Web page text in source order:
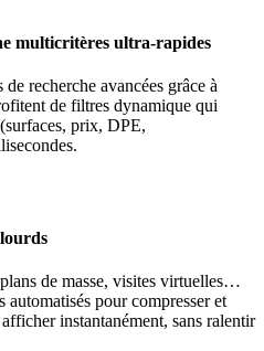
multicritères ultra-rapides
recherche avancées grâce à
de filtres dynamique qui
prix, DPE,
de masse, visites virtuelles…
pour compresser et
instantanément, sans ralentir